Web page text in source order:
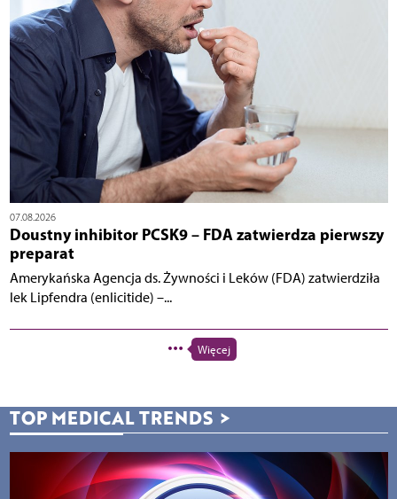
07.08.2026
Doustny inhibitor PCSK9 – FDA zatwierdza pierwszy
preparat
Amerykańska Agencja ds. Żywności i Leków (FDA) zatwierdziła
lek Lipfendra (enlicitide) –...
Więcej
TOP MEDICAL TRENDS >